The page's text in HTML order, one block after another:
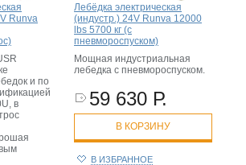
Runva
и по
в
Лебёдка электрическая
(индустр.) 24V Runva 12000
lbs 5700 кг (c
пневмороспуском)
Мощная индустриальная
лебедка с пневмороспуском.
59 630 Р.
В КОРЗИНУ
В ИЗБРАННОЕ